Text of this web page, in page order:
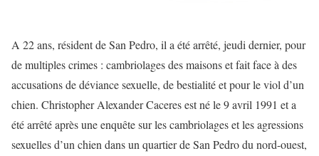
A 22 ans, résident de San Pedro, il a été arrêté, jeudi dernier, pour
de multiples crimes : cambriolages des maisons et fait face à des
accusations de déviance sexuelle, de bestialité et pour le viol d’un
chien. Christopher Alexander Caceres est né le 9 avril 1991 et a
été arrêté après une enquête sur les cambriolages et les agressions
sexuelles d’un chien dans un quartier de San Pedro du nord-ouest,